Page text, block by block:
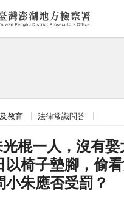
教育 法律常識問答
棍一人，沒有娶
以椅子墊腳，偷
小朱應否受罰？